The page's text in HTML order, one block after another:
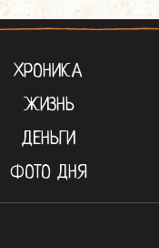
ХРОНИКА
ЖИЗНЬ
ДЕНЬГИ
ФОТО ДНЯ